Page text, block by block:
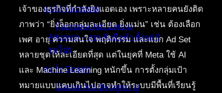
คอร์ส Facebook
Facebook Ads Zero to
Advance – สอนจับมือทำ ตั้งแต่ 0
จนโปร
คอร์ส Google
Google Ads Beginner to
เจ้าของธุรกิจที่กำลังยิงแอดเอง เพราะหลายคนยังติด
ภาพว่า “ยิ่งล็อกกลุ่มละเอียด ยิ่งแม่น” เช่น ต้องเลือก
เพศ อายุ ความสนใจ พฤติกรรม และแยก Ad Set
หลายชุดให้ละเอียดที่สุด แต่ในยุคที่ Meta ใช้ AI
และ Machine Learning หนักขึ้น การตั้งกลุ่มเป้า
หมายแบบแคบเกินไปอาจทำให้ระบบมีพื้นที่เรียนรู้